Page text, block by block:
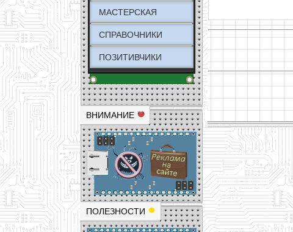
МАСТЕРСКАЯ
СПРАВОЧНИКИ
ПОЗИТИВЧИКИ
ВНИМАНИЕ
ПОЛЕЗНОСТИ